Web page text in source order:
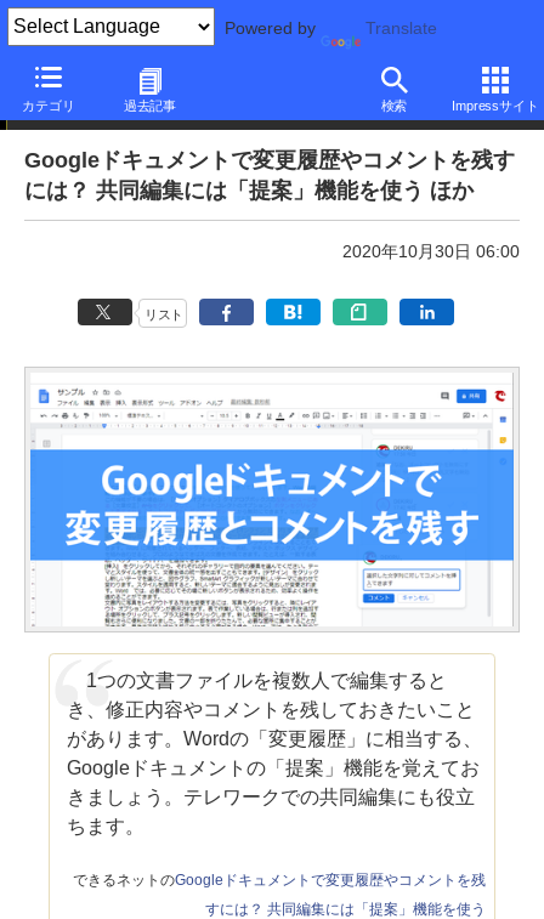
Powered by Translate
カテゴリ 過去記事 検索 Impressサイト
本日のできるネット
Googleドキュメントで変更履歴やコメントを残す
には？ 共同編集には「提案」機能を使う ほか
2020年10月30日 06:00
リスト
1つの文書ファイルを複数人で編集すると
き、修正内容やコメントを残しておきたいこと
があります。Wordの「変更履歴」に相当する、
Googleドキュメントの「提案」機能を覚えてお
きましょう。テレワークでの共同編集にも役立
ちます。
できるネットのGoogleドキュメントで変更履歴やコメントを残
すには？ 共同編集には「提案」機能を使う